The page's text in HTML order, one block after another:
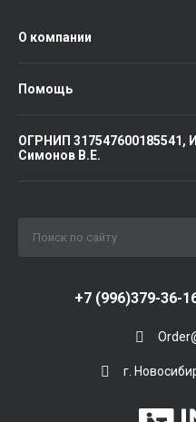
О компании
Помощь
ОГРНИП 317547600185541,
Симонов В.Е.
+7 (996)379-36-
г.